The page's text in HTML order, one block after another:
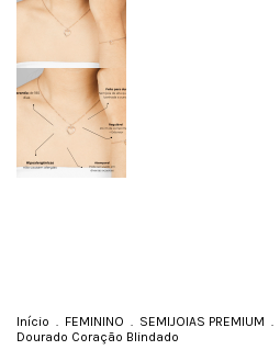
Início . FEMININO . SEMIJOIAS PREMIUM .
Dourado Coração Blindado